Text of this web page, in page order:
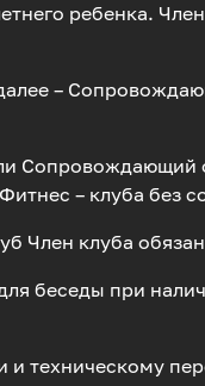
ребенка.
–
Сопровождающий
– клуба
Член клуба
беседы при
техническому